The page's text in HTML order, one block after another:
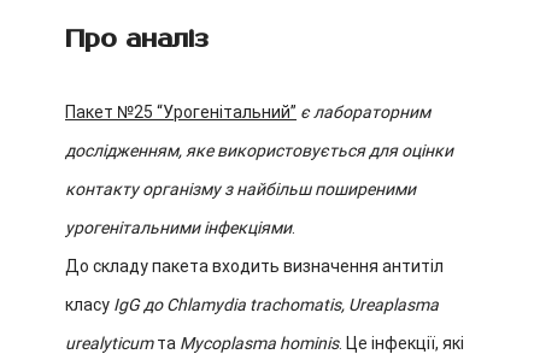
Про аналіз
Пакет №25 “Урогенітальний” є лабораторним
дослідженням, яке використовується для оцінки
контакту організму з найбільш поширеними
урогенітальними інфекціями.
До складу пакета входить визначення антитіл
класу IgG до Chlamydia trachomatis, Ureaplasma
urealyticumта Mycoplasma hominis. Це інфекції, які